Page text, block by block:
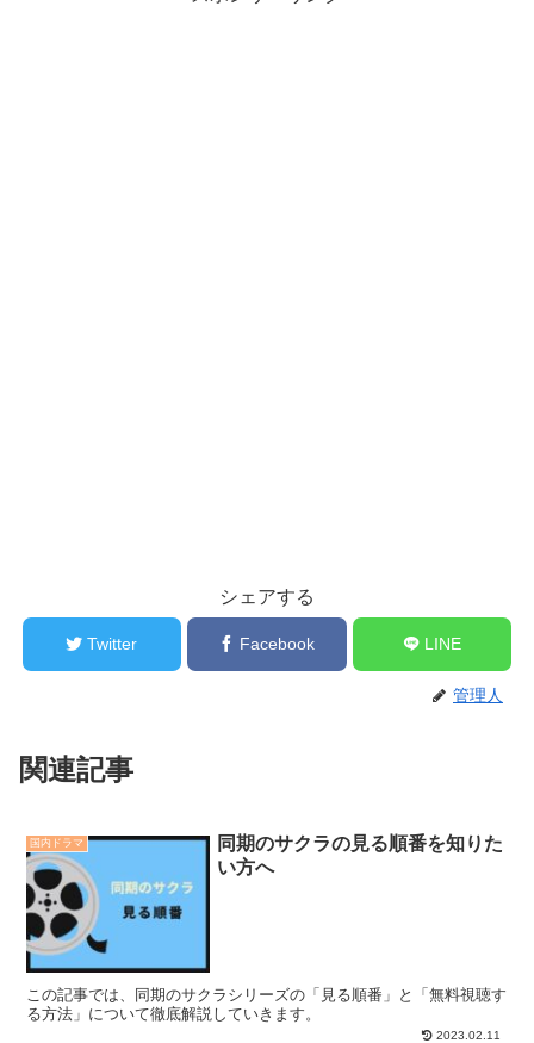
シェアする
Twitter Facebook LINE
管理人
関連記事
国内ドラマ
同期のサクラの見る順番を知りた
い方へ
この記事では、同期のサクラシリーズの「見る順番」と「無料視聴す
る方法」について徹底解説していきます。
2023.02.11